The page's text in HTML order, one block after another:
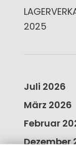
2025
Juli 2026
März 2026
Februar
Dezember